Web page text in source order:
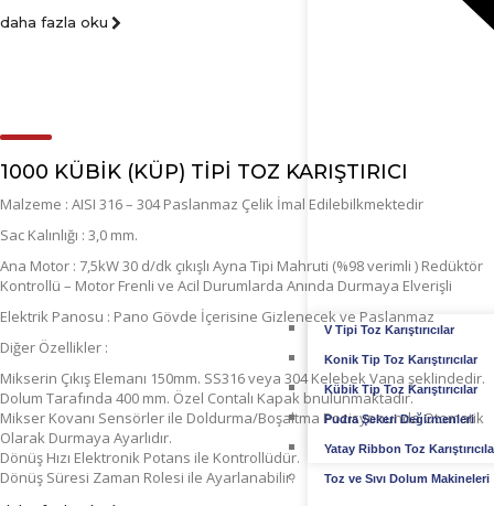
V Tipi Toz Karıştırıcılar
Konik Tip Toz Karıştırıcılar
Kübik Tip Toz Karıştırıcılar
Pudra Şekeri Değirmenleri
Yatay Ribbon Toz
Toz ve Sıvı Dolum Makineleri
daha fazla oku
1000 KÜBİK (KÜP) TİPİ TOZ KARIŞTIRICI
Malzeme : AISI 316 – 304 Paslanmaz Çelik İmal Edilebilkmektedir
Sac Kalınlığı : 3,0 mm.
Ana Motor : 7,5kW 30 d/dk çıkışlı Ayna Tipi Mahruti (%98 verimli ) Redüktör
Kontrollü – Motor Frenli ve Acil Durumlarda Anında Durmaya Elverişli
Elektrik Panosu : Pano Gövde İçerisine Gizlenecek ve Paslanmaz
Diğer Özellikler :
Mikserin Çıkış Elemanı 150mm. SS316 veya 304 Kelebek Vana şeklindedir.
Dolum Tarafında 400 mm. Özel Contalı Kapak bnulunmaktadır.
Mikser Kovanı Sensörler ile Doldurma/Boşaltma Pozisyonunda Otomatik
Olarak Durmaya Ayarlıdır.
Dönüş Hızı Elektronik Potans ile Kontrollüdür.
Dönüş Süresi Zaman Rolesi ile Ayarlanabilir.